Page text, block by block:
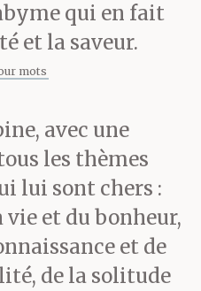
Il hausse
elle.
qui en fait
et la saveur.
mots
avec une
les thèmes
lui sont chers :
vie et du bonheur,
et de
de la solitude